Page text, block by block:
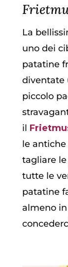
La
uno dei
patatine
diventate
piccolo
il
le
tagliare
tutte le
patatine
almeno